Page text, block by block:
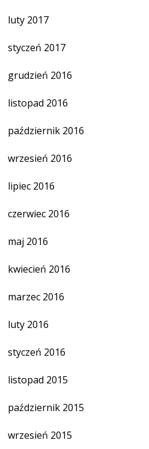
luty 2017
styczeń 2017
grudzień 2016
listopad 2016
październik 2016
wrzesień 2016
lipiec 2016
czerwiec 2016
maj 2016
kwiecień 2016
marzec 2016
luty 2016
styczeń 2016
listopad 2015
październik 2015
wrzesień 2015